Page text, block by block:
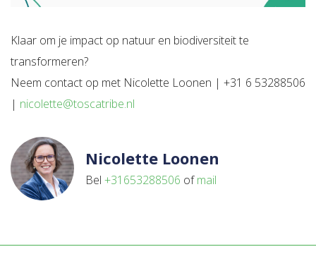
Klaar om je impact op natuur en biodiversiteit te
transformeren?
Neem contact op met Nicolette Loonen | +31 6 53288506
| nicolette@toscatribe.nl
Nicolette Loonen
Bel +31653288506 ofmail